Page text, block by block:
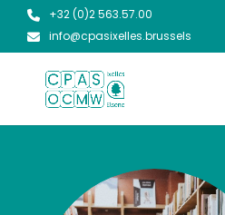
+32 (0)2 563.57.00
info@cpasixelles.brussels